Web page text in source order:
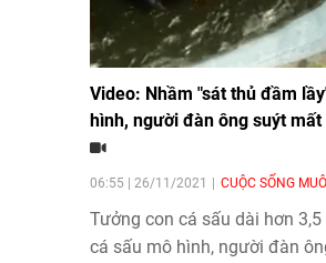
Video: Nhầm "sát thủ đầm
hình, người đàn ông suýt
06:55 | 26/11/2021 CUỘC SỐNG
Tưởng con cá sấu dài hơn 3,5
cá sấu mô hình, người đàn